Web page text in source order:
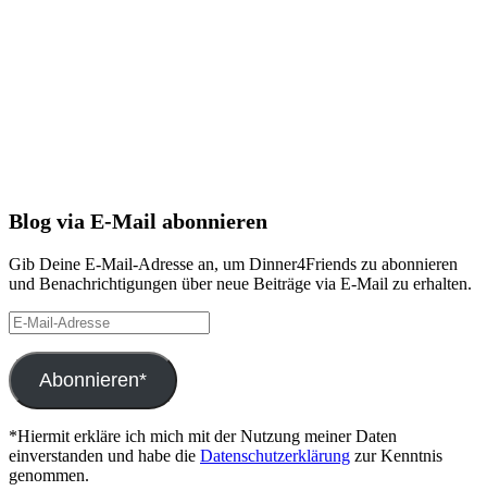
Blog via E-Mail abonnieren
Gib Deine E-Mail-Adresse an, um Dinner4Friends zu abonnieren
und Benachrichtigungen über neue Beiträge via E-Mail zu erhalten.
E-
Mail-
Adresse
Abonnieren*
*Hiermit erkläre ich mich mit der Nutzung meiner Daten
einverstanden und habe die Datenschutzerklärung zur Kenntnis
genommen.